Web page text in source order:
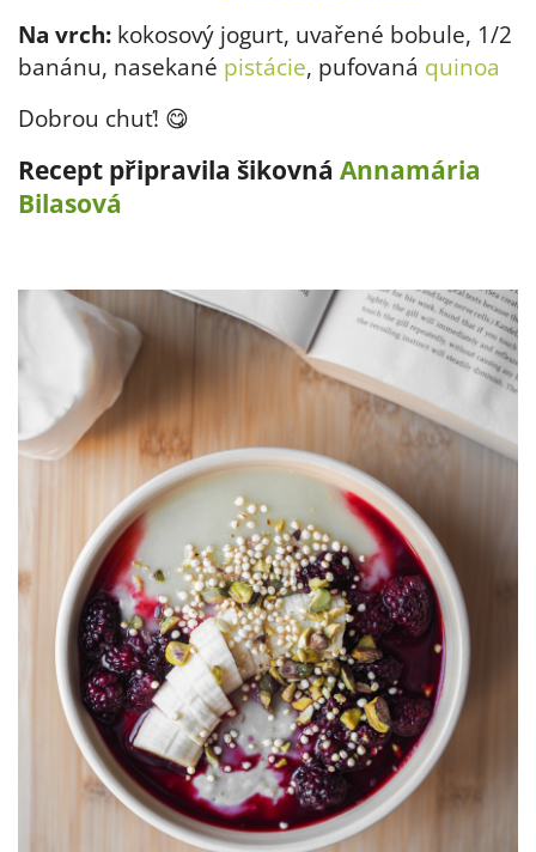
Na vrch: kokosový jogurt, uvařené bobule, 1/2
banánu, nasekané pistácie, pufovaná quinoa
Dobrou chuť! 😋
Recept připravila šikovná Annamária
Bilasová